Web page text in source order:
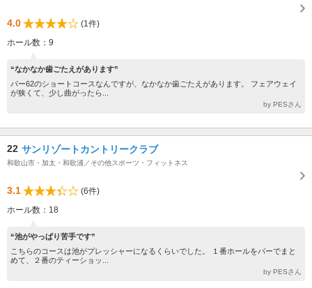
4.0
(1件)
ホール数：9
“なかなか歯ごたえがあります”
パー62のショートコースなんですが、なかなか歯ごたえがあります。 フェアウェイ
が狭くて、少し曲がったら...
by PESさん
22 サンリゾートカントリークラブ
和歌山市・加太・和歌浦／その他スポーツ・フィットネス
3.1
(6件)
ホール数：18
“池がやっぱり苦手です”
こちらのコースは池がプレッシャーになるくらいでした。 １番ホールをパーでまと
めて、２番のティーショッ...
by PESさん